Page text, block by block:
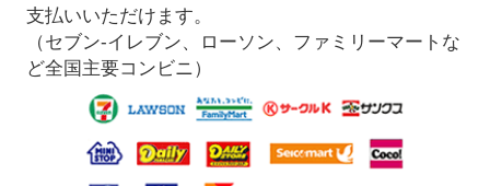
支払いいただけます。
（セブン-イレブン、ローソン、ファミリーマートな
ど全国主要コンビニ）